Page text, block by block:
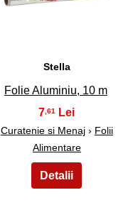
10
Stella
Folie Aluminiu, 10 m
7 ,61
Curatenie si Menaj› Folii
Alimentare